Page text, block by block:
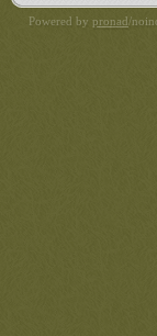
Powered by pronad/